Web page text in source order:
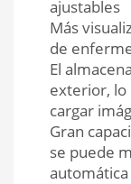
ajustables
Más
de
El
exterior, lo
cargar
Gran
se puede
automática